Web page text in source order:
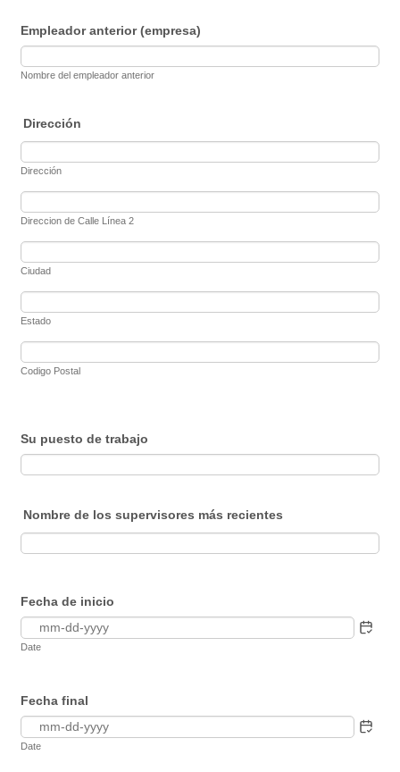
Empleador anterior (empresa)
Nombre del empleador anterior
Dirección
Dirección
Direccion de Calle Línea 2
Ciudad
Estado
Codigo Postal
Su puesto de trabajo
Nombre de los supervisores más recientes
Fecha de inicio
Date
Fecha final
Date